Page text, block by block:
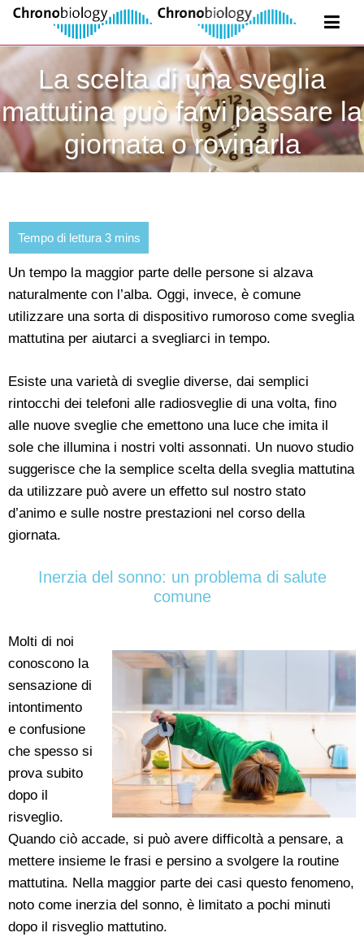
La scelta di una sveglia
mattutina può farvi passare la
giornata o rovinarla
Un tempo la maggior parte delle persone si alzava
naturalmente con l’alba. Oggi, invece, è comune
utilizzare una sorta di dispositivo rumoroso come sveglia
mattutina per aiutarci a svegliarci in tempo.
Esiste una varietà di sveglie diverse, dai semplici
rintocchi dei telefoni alle radiosveglie di una volta, fino
alle nuove sveglie che emettono una luce che imita il
sole che illumina i nostri volti assonnati. Un nuovo studio
suggerisce che la semplice scelta della sveglia mattutina
da utilizzare può avere un effetto sul nostro stato
d’animo e sulle nostre prestazioni nel corso della
giornata.
Inerzia del sonno: un problema di salute
comune
Molti di noi
conoscono la
sensazione di
intontimento
e confusione
che spesso si
prova subito
dopo il
risveglio.
Quando ciò accade, si può avere difficoltà a pensare, a
mettere insieme le frasi e persino a svolgere la routine
mattutina. Nella maggior parte dei casi questo fenomeno,
noto come inerzia del sonno, è limitato a pochi minuti
dopo il risveglio mattutino.